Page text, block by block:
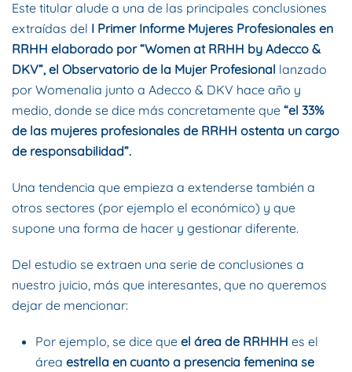
Este titular alude a una de las principales conclusiones
extraídas del I Primer Informe Mujeres Profesionales en
RRHH elaborado por “Women at RRHH by Adecco &
DKV”, el Observatorio de la Mujer Profesional lanzado
por Womenalia junto a Adecco & DKV hace año y
medio, donde se dice más concretamente que “el 33%
de las mujeres profesionales de RRHH ostenta un cargo
de responsabilidad”.
Una tendencia que empieza a extenderse también a
otros sectores (por ejemplo el económico) y que
supone una forma de hacer y gestionar diferente.
Del estudio se extraen una serie de conclusiones a
nuestro juicio, más que interesantes, que no queremos
dejar de mencionar:
Por ejemplo, se dice que el área de RRHHH es el
área estrella en cuanto a presencia femenina se